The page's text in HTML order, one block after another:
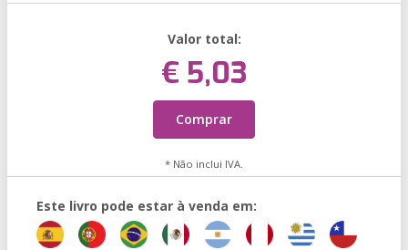
Valor total:
€ 5,03
Comprar
* Não inclui IVA.
Este livro pode estar à venda em: